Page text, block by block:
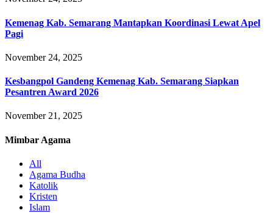
Kemenag Kab. Semarang Mantapkan Koordinasi Lewat Apel
Pagi
November 24, 2025
Kesbangpol Gandeng Kemenag Kab. Semarang Siapkan
Pesantren Award 2026
November 21, 2025
Mimbar Agama
All
Agama Budha
Katolik
Kristen
Islam